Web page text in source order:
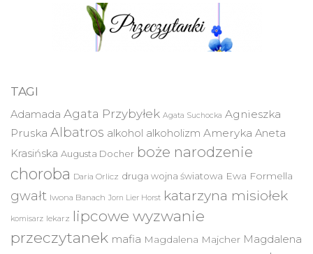
TAGI
Adamada Agata Przybyłek Agata Suchocka Agnieszka
Pruska Albatros alkohol alkoholizm Ameryka Aneta
Krasińska Augusta Docher boże narodzenie
choroba Daria Orlicz druga wojna światowa Ewa Formella
gwałt Iwona Banach Jorn Lier Horst katarzyna misiołek
komisarz lekarz lipcowe wyzwanie
przeczytanek mafia Magdalena Majcher Magdalena